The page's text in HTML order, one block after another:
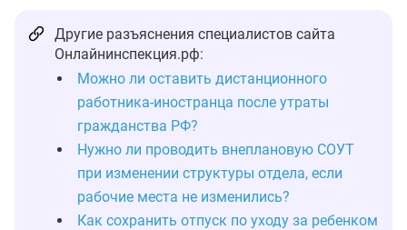
Другие разъяснения специалистов сайта
Онлайнинспекция.рф:
Можно ли оставить дистанционного
работника-иностранца после утраты
гражданства РФ?
Нужно ли проводить внеплановую СОУТ
при изменении структуры отдела, если
рабочие места не изменились?
Как сохранить отпуск по уходу за ребенком